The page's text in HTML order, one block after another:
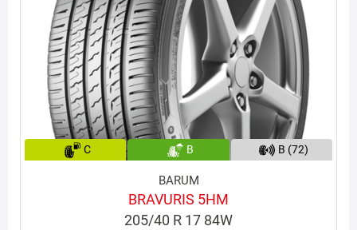
C B B (72)
BARUM
BRAVURIS 5HM
205/40 R 17 84W